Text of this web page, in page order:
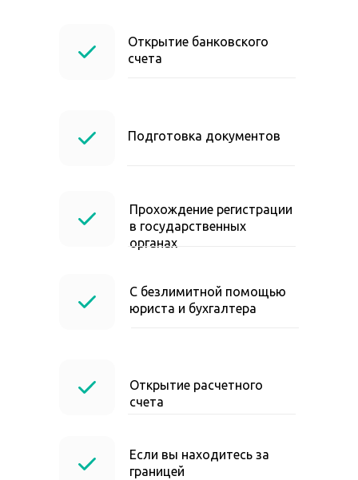
Прохождение регистрации
в государственных
органах
Подготовка документов
С безлимитной помощью
юриста и бухгалтера
Открытие расчетного
счета
Если вы находитесь за
границей
Открытие банковского
счета